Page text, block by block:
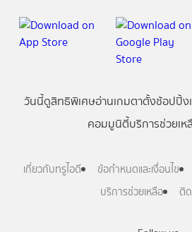
วันนี้ดูสิทธิพิเศษอ่านเกมตาตั้งช้อปปิ้ง
คอมมูนิตี้บริการช่วยเห
เกี่ยวกับทรูไอดี ข้อกำหนดและเงื่อนไข
บริการช่วยเหลือ
ติ